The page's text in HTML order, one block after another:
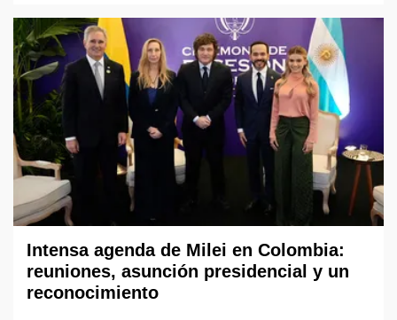
Intensa agenda de Milei en Colombia:
reuniones, asunción presidencial y un
reconocimiento